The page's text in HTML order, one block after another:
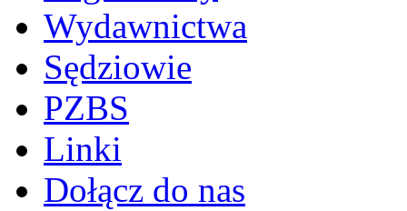
Wydawnictwa
Sędziowie
PZBS
Linki
Dołącz do nas